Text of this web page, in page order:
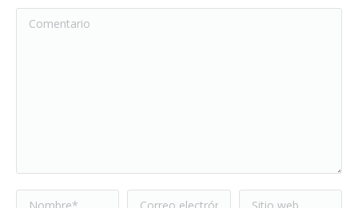
Comentario
Nombre *
Correo electrónico
Sitio web